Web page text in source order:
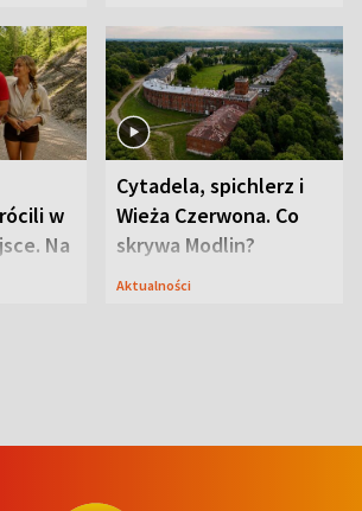
w
Na
Cytadela, spichlerz i
Wieża Czerwona. Co
skrywa Modlin?
Aktualności